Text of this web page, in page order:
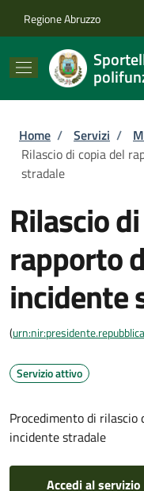
Regione Abruzzo
Briciole di
Home / Servizi /
Rilascio di copia del
stradale
Rilascio
rapporto
incidente
(
Servizio attivo
Procedimento di
incidente stradale
Accedi al servizio